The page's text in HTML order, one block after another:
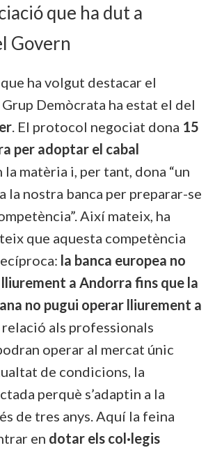
que ha dut a
Govern
ha volgut destacar el
Demòcrata ha estat el del
. El protocol negociat dona 15
per adoptar el cabal
la matèria i, per tant, dona “un
la nostra banca per preparar-se
Així mateix, ha
que aquesta competència
la banca europea no
a Andorra fins que la
no pugui operar lliurement a
relació als professionals
operar al mercat únic
de condicions, la
perquè s’adaptin a la
de tres anys. Aquí la feina
en dotar els col·legis